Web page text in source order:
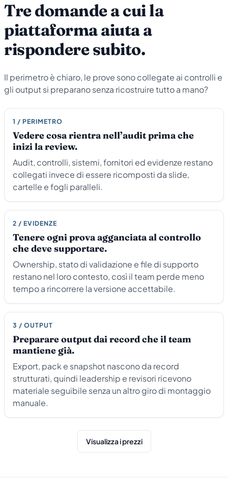
Tre domande a cui la
piattaforma aiuta a
rispondere subito.
Il perimetro è chiaro, le prove sono collegate ai controlli e
gli output si preparano senza ricostruire tutto a mano?
1 / PERIMETRO
Vedere cosa rientra nell’audit prima che
inizi la review.
Audit, controlli, sistemi, fornitori ed evidenze restano
collegati invece di essere ricomposti da slide,
cartelle e fogli paralleli.
2 / EVIDENZE
Tenere ogni prova agganciata al controllo
che deve supportare.
Ownership, stato di validazione e file di supporto
restano nel loro contesto, così il team perde meno
tempo a rincorrere la versione accettabile.
3 / OUTPUT
Preparare output dai record che il team
mantiene già.
Export, pack e snapshot nascono da record
strutturati, quindi leadership e revisori ricevono
materiale seguibile senza un altro giro di montaggio
manuale.
Visualizza i prezzi